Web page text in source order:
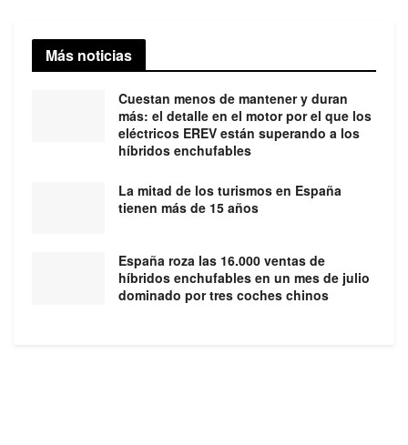
Más noticias
Cuestan menos de mantener y duran
más: el detalle en el motor por el que los
eléctricos EREV están superando a los
híbridos enchufables
La mitad de los turismos en España
tienen más de 15 años
España roza las 16.000 ventas de
híbridos enchufables en un mes de julio
dominado por tres coches chinos